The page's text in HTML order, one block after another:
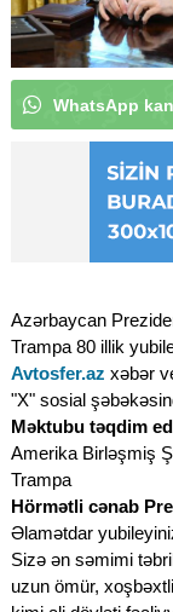
WhatsApp kan
Azərbaycan
Trampa 80 illik
Avtosfer.az xəbər
"X" sosial
Məktubu təqdim
Amerika Birləşmiş
Trampa
Hörmətli cənab
Əlamətdar
Sizə ən səmimi
uzun ömür,